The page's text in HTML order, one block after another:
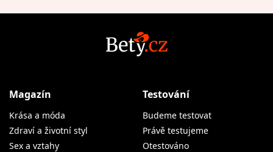
Magazín
Krása a móda
Zdraví a životní styl
Sex a vztahy
Testování
Budeme testovat
Právě testujeme
Otestováno